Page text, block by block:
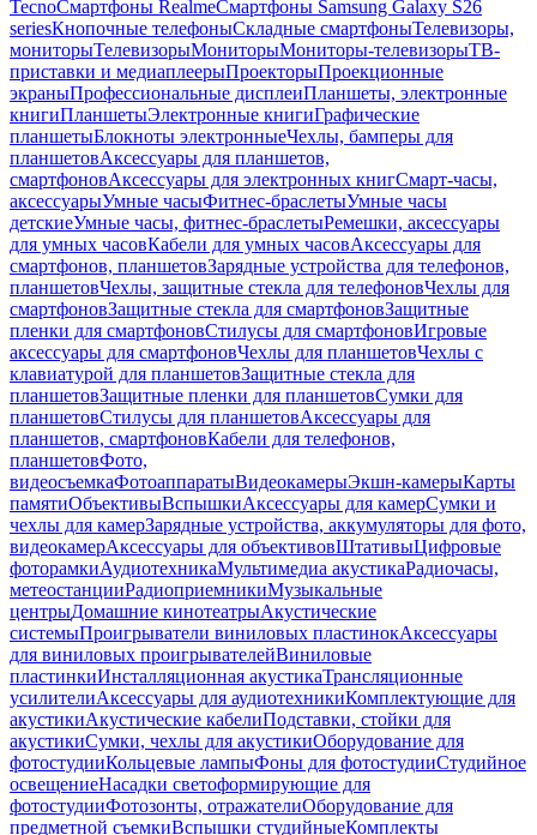
TecnoСмартфоны RealmeСмартфоны Samsung Galaxy S26
seriesКнопочные телефоныСкладные смартфоныТелевизоры,
мониторыТелевизорыМониторыМониторы-телевизорыТВ-
приставки и медиаплеерыПроекторыПроекционные
экраныПрофессиональные дисплеиПланшеты, электронные
книгиПланшетыЭлектронные книгиГрафические
планшетыБлокноты электронныеЧехлы, бамперы для
планшетовАксессуары для планшетов,
смартфоновАксессуары для электронных книгСмарт-часы,
аксессуарыУмные часыФитнес-браслетыУмные часы
детскиеУмные часы, фитнес-браслетыРемешки, аксессуары
для умных часовКабели для умных часовАксессуары для
смартфонов, планшетовЗарядные устройства для телефонов,
планшетовЧехлы, защитные стекла для телефоновЧехлы для
смартфоновЗащитные стекла для смартфоновЗащитные
пленки для смартфоновСтилусы для смартфоновИгровые
аксессуары для смартфоновЧехлы для планшетовЧехлы с
клавиатурой для планшетовЗащитные стекла для
планшетовЗащитные пленки для планшетовСумки для
планшетовСтилусы для планшетовАксессуары для
планшетов, смартфоновКабели для телефонов,
планшетовФото,
видеосъемкаФотоаппаратыВидеокамерыЭкшн-камерыКарты
памятиОбъективыВспышкиАксессуары для камерСумки и
чехлы для камерЗарядные устройства, аккумуляторы для фото,
видеокамерАксессуары для объективовШтативыЦифровые
фоторамкиАудиотехникаМультимедиа акустикаРадиочасы,
метеостанцииРадиоприемникиМузыкальные
центрыДомашние кинотеатрыАкустические
системыПроигрыватели виниловых пластинокАксессуары
для виниловых проигрывателейВиниловые
пластинкиИнсталляционная акустикаТрансляционные
усилителиАксессуары для аудиотехникиКомплектующие для
акустикиАкустические кабелиПодставки, стойки для
акустикиСумки, чехлы для акустикиОборудование для
фотостудииКольцевые лампыФоны для фотостудииСтудийное
освещениеНасадки светоформирующие для
фотостудииФотозонты, отражателиОборудование для
предметной съемкиВспышки студийныеКомплекты